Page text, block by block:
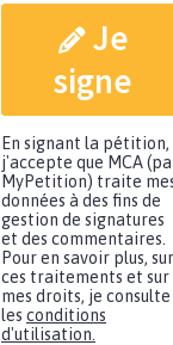
Je
signe
En signant la pétition,
j'accepte que MCA
MyPetition) traite
données à des fins de
gestion de signatures
et des commentaires.
Pour en savoir plus, sur
ces traitements et sur
mes droits, je consulte
les conditions
d'utilisation.